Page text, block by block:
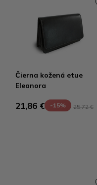
Čierna kožená etue
Eleanora
21,86 € -15% 25,72 €